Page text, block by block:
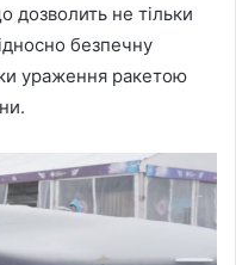
дозволить не тільки
безпечну
ураження ракетою